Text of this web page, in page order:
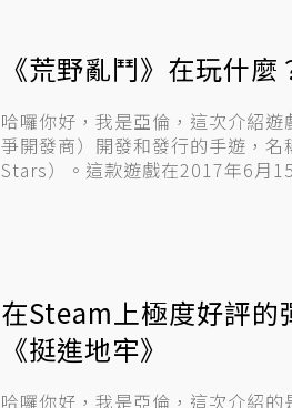
《荒野亂鬥》在玩什
哈囉你好，我是亞倫，這次介紹
爭開發商）開發和發行的手遊，
Stars）。這款遊戲在2017年6月
在Steam上極度好評
《挺進地牢》
哈囉你好，我是亞倫，這次介紹